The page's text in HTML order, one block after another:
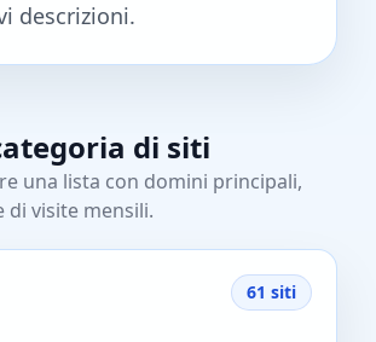
descrizioni.
di siti
una lista con domini principali,
di visite mensili.
61 siti